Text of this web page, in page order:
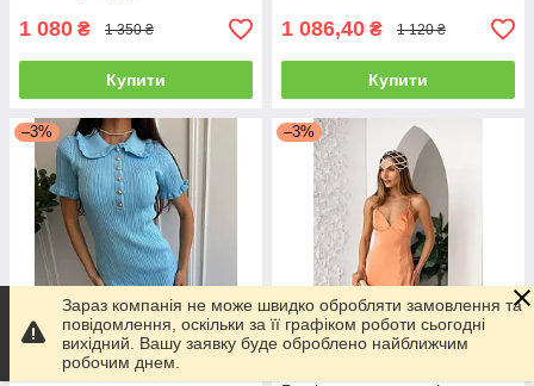
1 080 ₴ 1 350 ₴
Купити
1 086,40 ₴ 1 120 ₴
Купити
–3% –3%
Зараз компанія не може швидко обробляти замовлення та
повідомлення, оскільки за її графіком роботи сьогодні
вихідний. Вашу заявку буде оброблено найближчим
робочим днем.